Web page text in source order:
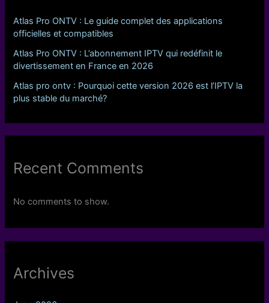
Atlas Pro ONTV : Le guide complet des applications
officielles et compatibles
Atlas Pro ONTV : L’abonnement IPTV qui redéfinit le
divertissement en France en 2026
Atlas pro ontv : Pourquoi cette version 2026 est l’IPTV la
plus stable du marché?
Recent Comments
No comments to show.
Archives